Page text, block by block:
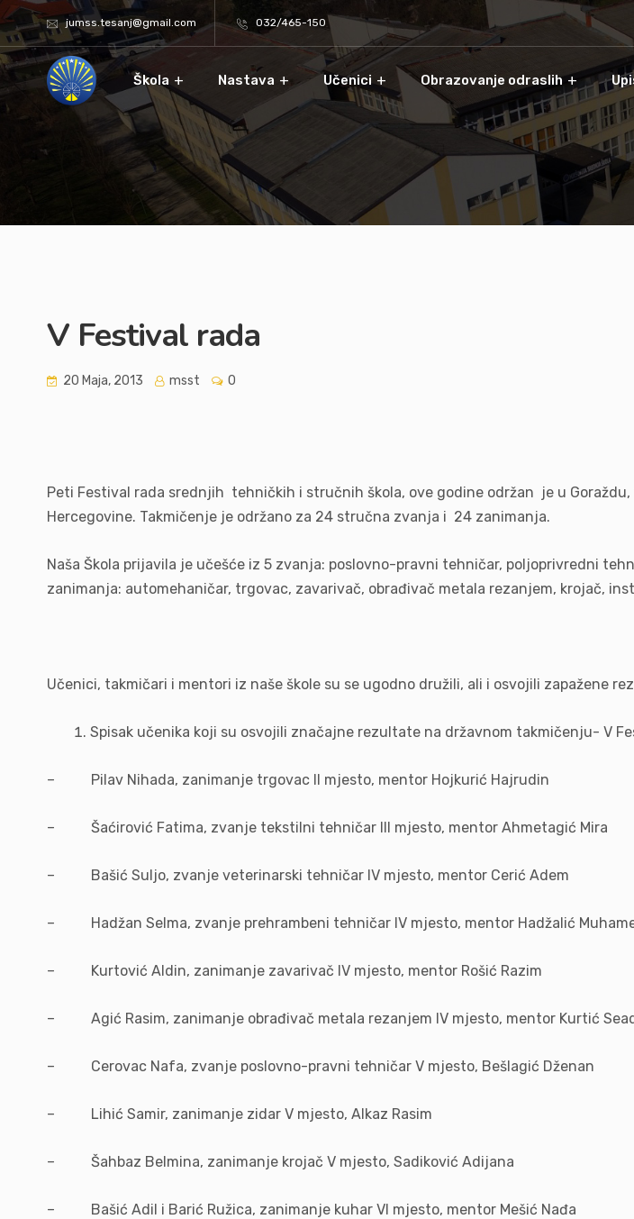
jumss.tesanj@gmail.com 032/465-150
Škola Nastava Učenici Obrazovanje odraslih
V Festival rada
20 Maja, 2013 msst 0
Peti Festival rada srednjih tehničkih i stručnih škola, ove godine održan je u Goraždu,
Hercegovine. Takmičenje je održano za 24 stručna zvanja i 24 zanimanja.
Naša Škola prijavila je učešće iz 5 zvanja: poslovno-pravni tehničar, poljoprivredni
zanimanja: automehaničar, trgovac, zavarivač, obrađivač metala rezanjem, krojač,
Učenici, takmičari i mentori iz naše škole su se ugodno družili, ali i osvojili zapažene
Spisak učenika koji su osvojili značajne rezultate na državnom takmičenju- V
– Pilav Nihada, zanimanje trgovac II mjesto, mentor Hojkurić Hajrudin
– Šaćirović Fatima, zvanje tekstilni tehničar III mjesto, mentor Ahmetagić Mira
– Bašić Suljo, zvanje veterinarski tehničar IV mjesto, mentor Cerić Adem
– Hadžan Selma, zvanje prehrambeni tehničar IV mjesto, mentor Hadžalić
– Kurtović Aldin, zanimanje zavarivač IV mjesto, mentor Rošić Razim
– Agić Rasim, zanimanje obrađivač metala rezanjem IV mjesto, mentor Kurtić
– Cerovac Nafa, zvanje poslovno-pravni tehničar V mjesto, Bešlagić Dženan
– Lihić Samir, zanimanje zidar V mjesto, Alkaz Rasim
– Šahbaz Belmina, zanimanje krojač V mjesto, Sadiković Adijana
– Bašić Adil i Barić Ružica, zanimanje kuhar VI mjesto, mentor Mešić Nađa